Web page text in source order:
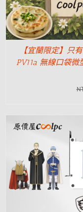
【宜蘭限定】只
PV11a 無線口袋